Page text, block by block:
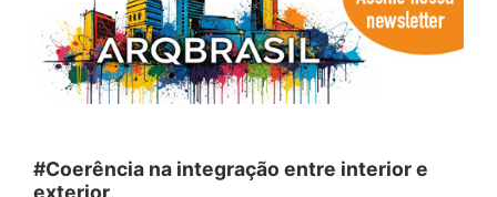
#Coerência na integração entre interior e
exterior